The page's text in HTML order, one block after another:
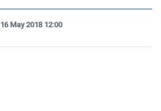
16 May 2018 12:00